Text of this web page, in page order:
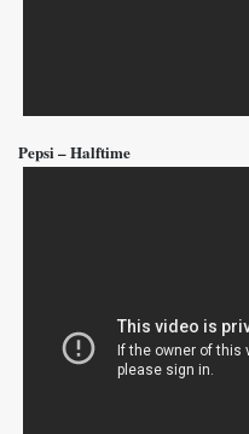
Pepsi – Halftime